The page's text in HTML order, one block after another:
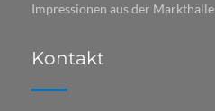
Impressionen aus der Markthalle
Kontakt